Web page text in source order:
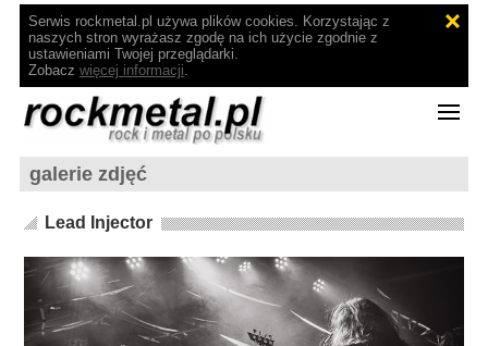
Serwis rockmetal.pl używa plików cookies. Korzystając z
naszych stron wyrażasz zgodę na ich użycie zgodnie z
ustawieniami Twojej przeglądarki.
Zobacz więcej informacji.
galerie zdjęć
Lead Injector